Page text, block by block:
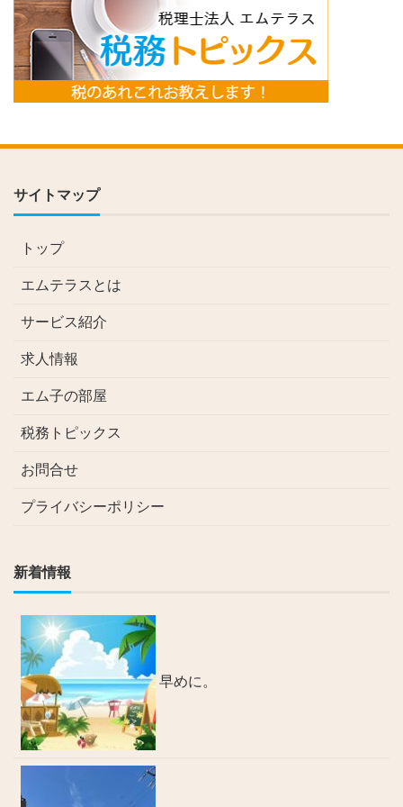
サイトマップ
トップ
エムテラスとは
サービス紹介
求人情報
エム子の部屋
税務トピックス
お問合せ
プライバシーポリシー
新着情報
早めに。